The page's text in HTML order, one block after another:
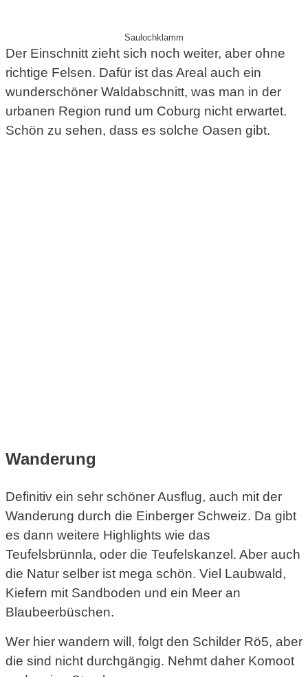
Saulochklamm
Der Einschnitt zieht sich noch weiter, aber ohne
richtige Felsen. Dafür ist das Areal auch ein
wunderschöner Waldabschnitt, was man in der
urbanen Region rund um Coburg nicht erwartet.
Schön zu sehen, dass es solche Oasen gibt.
Wanderung
Definitiv ein sehr schöner Ausflug, auch mit der
Wanderung durch die Einberger Schweiz. Da gibt
es dann weitere Highlights wie das
Teufelsbrünnla, oder die Teufelskanzel. Aber auch
die Natur selber ist mega schön. Viel Laubwald,
Kiefern mit Sandboden und ein Meer an
Blaubeerbüschen.
Wer hier wandern will, folgt den Schilder Rö5, aber
die sind nicht durchgängig. Nehmt daher Komoot